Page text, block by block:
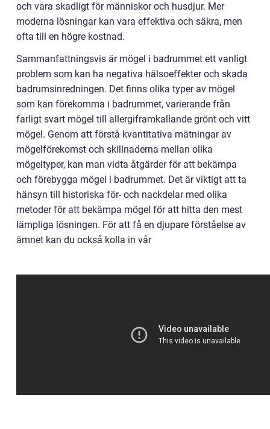
och vara skadligt för människor och husdjur. Mer
moderna lösningar kan vara effektiva och säkra, men
ofta till en högre kostnad.
Sammanfattningsvis är mögel i badrummet ett vanligt
problem som kan ha negativa hälsoeffekter och skada
badrumsinredningen. Det finns olika typer av mögel
som kan förekomma i badrummet, varierande från
farligt svart mögel till allergiframkallande grönt och vitt
mögel. Genom att förstå kvantitativa mätningar av
mögelförekomst och skillnaderna mellan olika
mögeltyper, kan man vidta åtgärder för att bekämpa
och förebygga mögel i badrummet. Det är viktigt att ta
hänsyn till historiska för- och nackdelar med olika
metoder för att bekämpa mögel för att hitta den mest
lämpliga lösningen. För att få en djupare förståelse av
ämnet kan du också kolla in vår